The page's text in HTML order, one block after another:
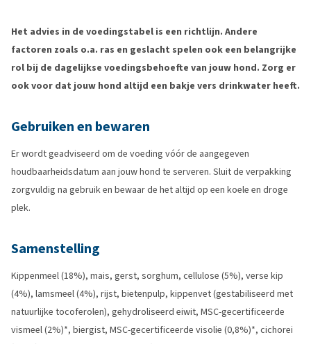
Het advies in de voedingstabel is een richtlijn. Andere
factoren zoals o.a. ras en geslacht spelen ook een belangrijke
rol bij de dagelijkse voedingsbehoefte van jouw hond. Zorg er
ook voor dat jouw hond altijd een bakje vers drinkwater heeft.
Gebruiken en bewaren
Er wordt geadviseerd om de voeding vóór de aangegeven
houdbaarheidsdatum aan jouw hond te serveren. Sluit de verpakking
zorgvuldig na gebruik en bewaar de het altijd op een koele en droge
plek.
Samenstelling
Kippenmeel (18%), mais, gerst, sorghum, cellulose (5%), verse kip
(4%), lamsmeel (4%), rijst, bietenpulp, kippenvet (gestabiliseerd met
natuurlijke tocoferolen), gehydroliseerd eiwit, MSC-gecertificeerde
vismeel (2%)*, biergist, MSC-gecertificeerde visolie (0,8%)*, cichorei